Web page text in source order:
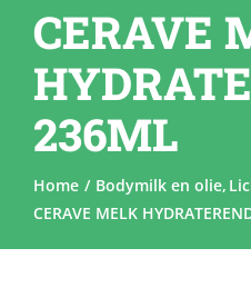
Blog
Diensten
CERAVE
236ML
Home Bodymilk en olie
CERAVE MELK